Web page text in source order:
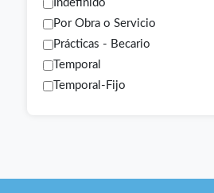
Indefinido
Por Obra o Servicio
Prácticas - Becario
Temporal
Temporal-Fijo